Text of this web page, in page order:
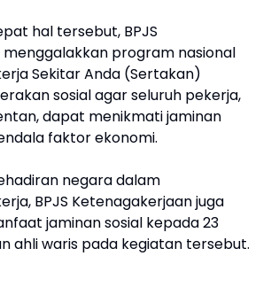
hal tersebut, BPJS
program nasional
Sekitar Anda (Sertakan)
sosial agar seluruh pekerja,
dapat menikmati jaminan
faktor ekonomi.
negara dalam
BPJS Ketenagakerjaan juga
jaminan sosial kepada 23
ahli waris pada kegiatan tersebut.